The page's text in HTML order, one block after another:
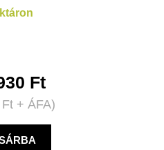
Ft
Ft+ ÁFA)